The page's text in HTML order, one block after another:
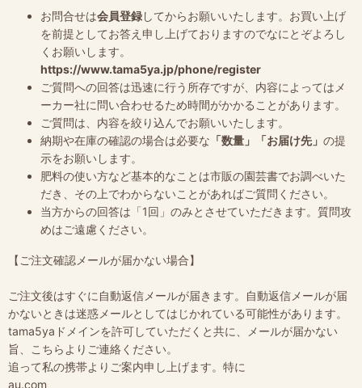
お問合せは会員登録してからお願いいたします。お買い上げ
を前提としてお答え申し上げておりますのでなにとぞよろし
くお願いします。
https://www.tama5ya.jp/phone/register
ご質問への回答は迅速に行う所存ですが、内容によってはメ
ーカー社に問い合わせるため時間がかかることがあります。
ご質問は、内容を絞り込んでお願いいたします。
納期や在庫の確認の場合は必要な 「数量」「お届け先」 の提
示をお願いします。
肥料の使い方など基本的なことは市販の園芸書でお調べいた
だき、その上でわからないことがあればご質問ください。
当方からの回答は「1回」のみとさせていただきます。質問攻
めはご遠慮ください。
【ご注文確認メールが届かない場合】
ご注文後はすぐに自動返信メールが届きます。自動返信メールが届
かないときは迷惑メールとしてはじかれている可能性があります。
tama5yaドメインを許可していただくと共に、メールが届かない
旨、こちらよりご連絡ください。
追って私の携帯よりご案内申し上げます。特に
au.com